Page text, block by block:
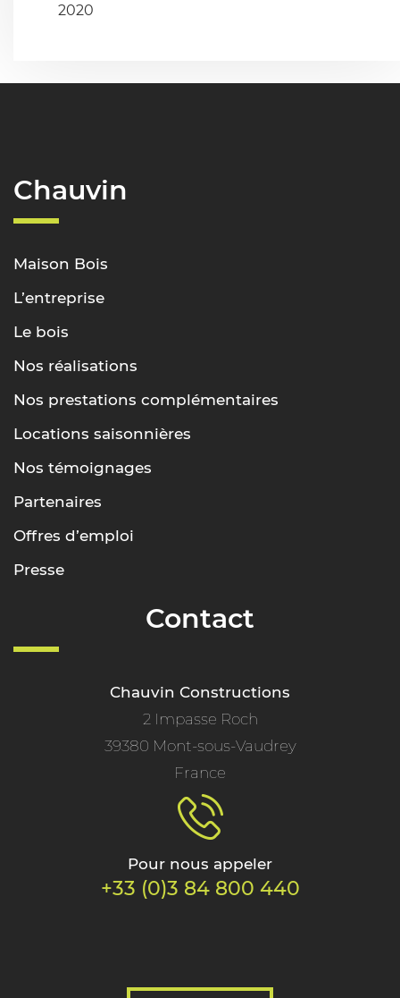
2020
Chauvin
Maison Bois
L’entreprise
Le bois
Nos réalisations
Nos prestations complémentaires
Locations saisonnières
Nos témoignages
Partenaires
Offres d’emploi
Presse
Contact
Chauvin Constructions
2 Impasse Roch
39380 Mont-sous-Vaudrey
France
Pour nous appeler
+33 (0)3 84 800 440